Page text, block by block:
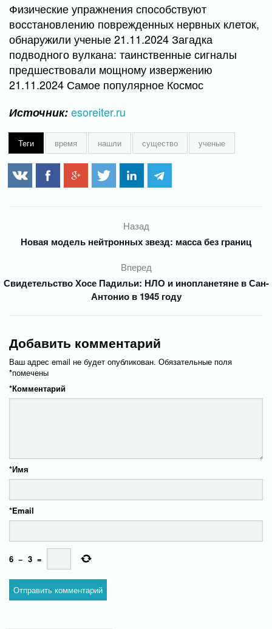
Физические упражнения способствуют
восстановлению поврежденных нервных клеток,
обнаружили ученые 21.11.2024 Загадка
подводного вулкана: таинственные сигналы
предшествовали мощному извержению
21.11.2024 Самое популярное Космос
Источник:esoreiter.ru
Теги время нашли существо ученые
Назад
Новая модель нейтронных звезд: масса без границ
Вперед
Свидетельство Хосе Падильи: НЛО и инопланетяне в Сан-
Антонио в 1945 году
Добавить комментарий
Ваш адрес email не будет опубликован. Обязательные поля
помечены
*
Комментарий
*
Имя
*
Email
*
6 − 3 =